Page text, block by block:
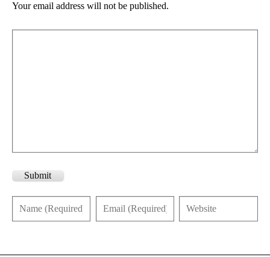
Your email address will not be published.
Submit